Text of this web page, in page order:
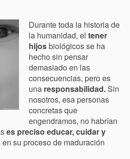
Durante toda la historia de
la humanidad, el tener
hijosbiológicos se ha
hecho sin pensar
demasiado en las
consecuencias, pero es
una responsabilidad.Sin
nosotros, esa personas
concretas que
engendramos, no habrían
es preciso educar, cuidar y
su proceso de maduración